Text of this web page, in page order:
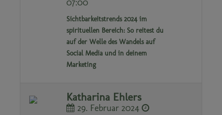
07:00
Sichtbarkeitstrends 2024 im
spirituellen Bereich: So reitest du
auf der Welle des Wandels auf
Social Media und in deinem
Marketing
Katharina Ehlers
29. Februar 2024